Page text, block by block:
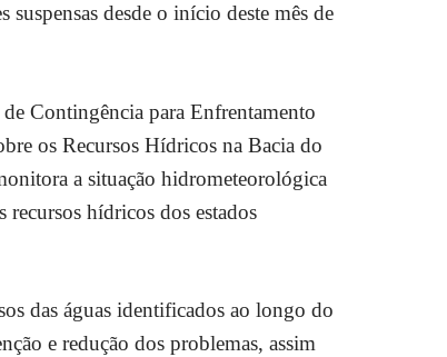
suspensas desde o início deste mês de
Contingência para Enfrentamento
os Recursos Hídricos na Bacia do
a situação hidrometeorológica
hídricos dos estados
das águas identificados ao longo do
e redução dos problemas, assim